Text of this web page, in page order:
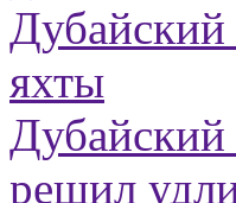
яхты
решил